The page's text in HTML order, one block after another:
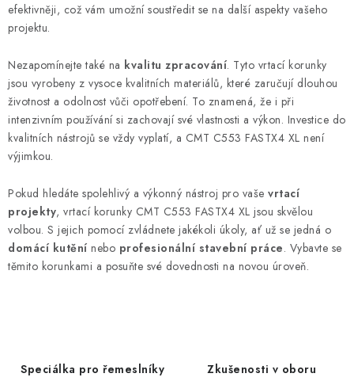
efektivněji, což vám umožní soustředit se na další aspekty vašeho
projektu.
Nezapomínejte také na kvalitu zpracování. Tyto vrtací korunky
jsou vyrobeny z vysoce kvalitních materiálů, které zaručují dlouhou
životnost a odolnost vůči opotřebení. To znamená, že i při
intenzivním používání si zachovají své vlastnosti a výkon. Investice do
kvalitních nástrojů se vždy vyplatí, a CMT C553 FASTX4 XL není
výjimkou.
Pokud hledáte spolehlivý a výkonný nástroj pro vaše vrtací
projekty, vrtací korunky CMT C553 FASTX4 XL jsou skvělou
volbou. S jejich pomocí zvládnete jakékoli úkoly, ať už se jedná o
domácí kutění nebo profesionální stavební práce. Vybavte se
těmito korunkami a posuňte své dovednosti na novou úroveň.
Speciálka pro řemeslníky Zkušenosti v oboru